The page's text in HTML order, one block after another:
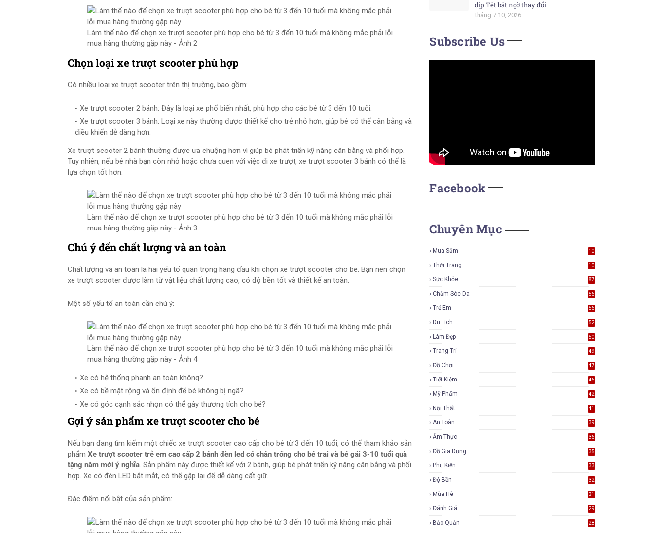
Làm thế nào để chọn xe trượt scooter phù hợp cho bé từ 3 đến 10 tuổi mà không mắc phải lỗi
mua hàng thường gặp này - Ảnh 2
Chọn loại xe trượt scooter phù hợp
Có nhiều loại xe trượt scooter trên thị trường, bao gồm:
Xe trượt scooter 2 bánh: Đây là loại xe phổ biến nhất, phù hợp cho các bé từ 3 đến 10 tuổi.
Xe trượt scooter 3 bánh: Loại xe này thường được thiết kế cho trẻ nhỏ hơn, giúp bé có thể cân bằng và
điều khiển dễ dàng hơn.
Xe trượt scooter 2 bánh thường được ưa chuộng hơn vì giúp bé phát triển kỹ năng cân bằng và phối hợp.
Tuy nhiên, nếu bé nhà bạn còn nhỏ hoặc chưa quen với việc đi xe trượt, xe trượt scooter 3 bánh có thể là
lựa chọn tốt hơn.
Làm thế nào để chọn xe trượt scooter phù hợp cho bé từ 3 đến 10 tuổi mà không mắc phải lỗi
mua hàng thường gặp này - Ảnh 3
Chú ý đến chất lượng và an toàn
Chất lượng và an toàn là hai yếu tố quan trọng hàng đầu khi chọn xe trượt scooter cho bé. Bạn nên chọn
xe trượt scooter được làm từ vật liệu chất lượng cao, có độ bền tốt và thiết kế an toàn.
Một số yếu tố an toàn cần chú ý:
Làm thế nào để chọn xe trượt scooter phù hợp cho bé từ 3 đến 10 tuổi mà không mắc phải lỗi
mua hàng thường gặp này - Ảnh 4
Xe có hệ thống phanh an toàn không?
Xe có bề mặt rộng và ổn định để bé không bị ngã?
Xe có góc cạnh sắc nhọn có thể gây thương tích cho bé?
Gợi ý sản phẩm xe trượt scooter cho bé
Nếu bạn đang tìm kiếm một chiếc xe trượt scooter cao cấp cho bé từ 3 đến 10 tuổi, có thể tham khảo sản
phẩm Xe trượt scooter trẻ em cao cấp 2 bánh đèn led có chân trống cho bé trai và bé gái 3-10 tuổi quà
tặng năm mới ý nghĩa. Sản phẩm này được thiết kế với 2 bánh, giúp bé phát triển kỹ năng cân bằng và phối
hợp. Xe có đèn LED bắt mắt, có thể gập lại để dễ dàng cất giữ.
Đặc điểm nổi bật của sản phẩm:
dịp Tết bất ngờ thay đổi
tháng 7 10, 2026
Subscribe Us
Facebook
Chuyên Mục
Mua Sắm
10
Thời Trang
10
Sức Khỏe 87
Chăm Sóc Da 56
Trẻ Em 56
Du Lịch 52
Làm Đẹp 50
Trang Trí 49
Đồ Chơi 47
Tiết Kiệm 46
Mỹ Phẩm 42
Nội Thất 41
An Toàn 39
Ẩm Thực 36
Đồ Gia Dụng 35
Phụ Kiện 33
Độ Bền 32
Mùa Hè 31
Đánh Giá 29
Bảo Quản 28